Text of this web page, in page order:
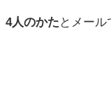
4人のかた とメール